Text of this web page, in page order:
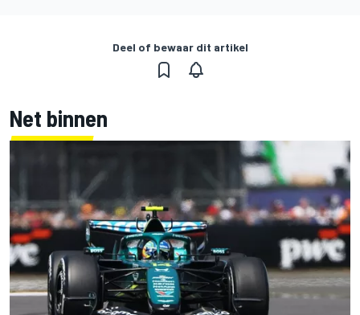
Deel of bewaar dit artikel
Net binnen